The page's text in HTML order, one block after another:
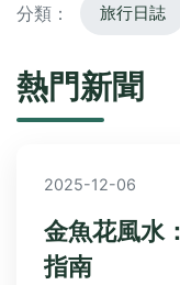
分類： 旅行日誌
熱門新聞
2025-12-06
金魚花風水
指南